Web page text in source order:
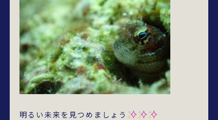
明るい未来を見つめましょう